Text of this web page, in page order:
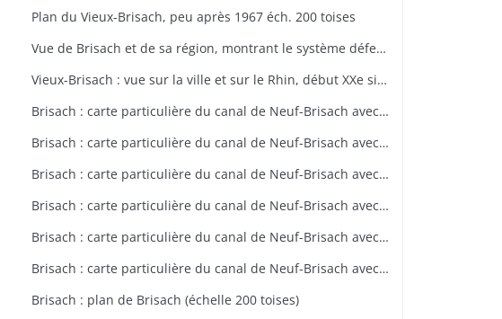
Plan du Vieux-Brisach, peu après 1967 éch. 200 toises
Vue de Brisach et de sa région, montrant le système défensif de la place forte avec têtes de pont sur les nombreuses îsles du Rhin (6/9/1638)
Vieux-Brisach : vue sur la ville et sur le Rhin, début XXe siècle
Brisach : carte particulière du canal de Neuf-Brisach avec ses environs (fin XVIIe siècle)
Brisach : carte particulière du canal de Neuf-Brisach avec ses environs (fin XVIIe siècle)
Brisach : carte particulière du canal de Neuf-Brisach avec ses environs (fin XVIIe siècle)
Brisach : carte particulière du canal de Neuf-Brisach avec ses environs (fin XVIIe siècle)
Brisach : carte particulière du canal de Neuf-Brisach avec ses environs (fin XVIIe siècle)
Brisach : carte particulière du canal de Neuf-Brisach avec ses environs (fin XVIIe siècle)
Brisach : plan de Brisach (échelle 200 toises)